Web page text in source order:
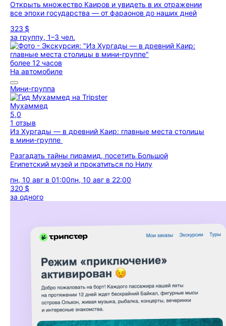
Открыть множество Каиров и увидеть в их отражении
все эпохи государства — от фараонов до наших дней
323 $
за группу, 1–3 чел.
более 12 часов
На автомобиле
Мини-группа
Мухаммед
5,0
1 отзыв
Из Хургады — в древний Каир: главные места столицы
в мини-группе
Разгадать тайны пирамид, посетить Большой
Египетский музей и прокатиться по Нилу
пн, 10 авг в 01:00пн, 10 авг в 22:00
320 $
за одного